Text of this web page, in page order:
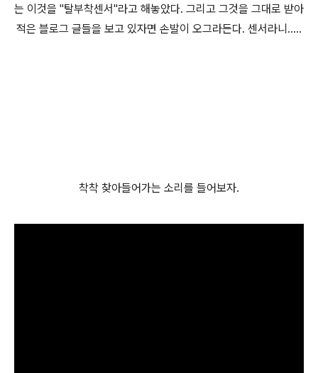
는 이것을 "탈부착센서"라고 해놓았다. 그리고 그것을 그대로 받아
적은 블로그 글들을 보고 있자면 손발이 오그라든다. 센서라니.....
착착 찾아들어가는 소리를 들어보자.